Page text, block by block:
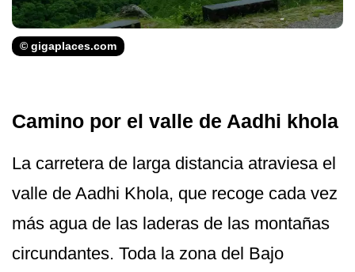
© gigaplaces.com
Camino por el valle de Aadhi khola
La carretera de larga distancia atraviesa el
valle de Aadhi Khola, que recoge cada vez
más agua de las laderas de las montañas
circundantes. Toda la zona del Bajo